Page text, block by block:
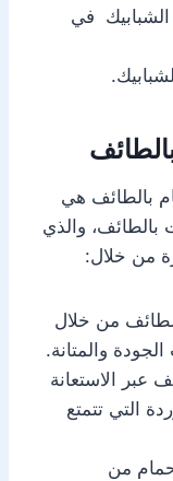
في
بالطائف هي
بالطائف، والذي
من خلال:
من خلال
والمتانة.
عبر الاستعانة
التي تتمتع
من